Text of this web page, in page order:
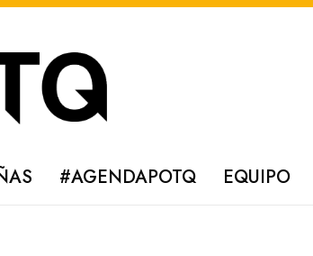
#AGENDAPOTQ EQUIPO